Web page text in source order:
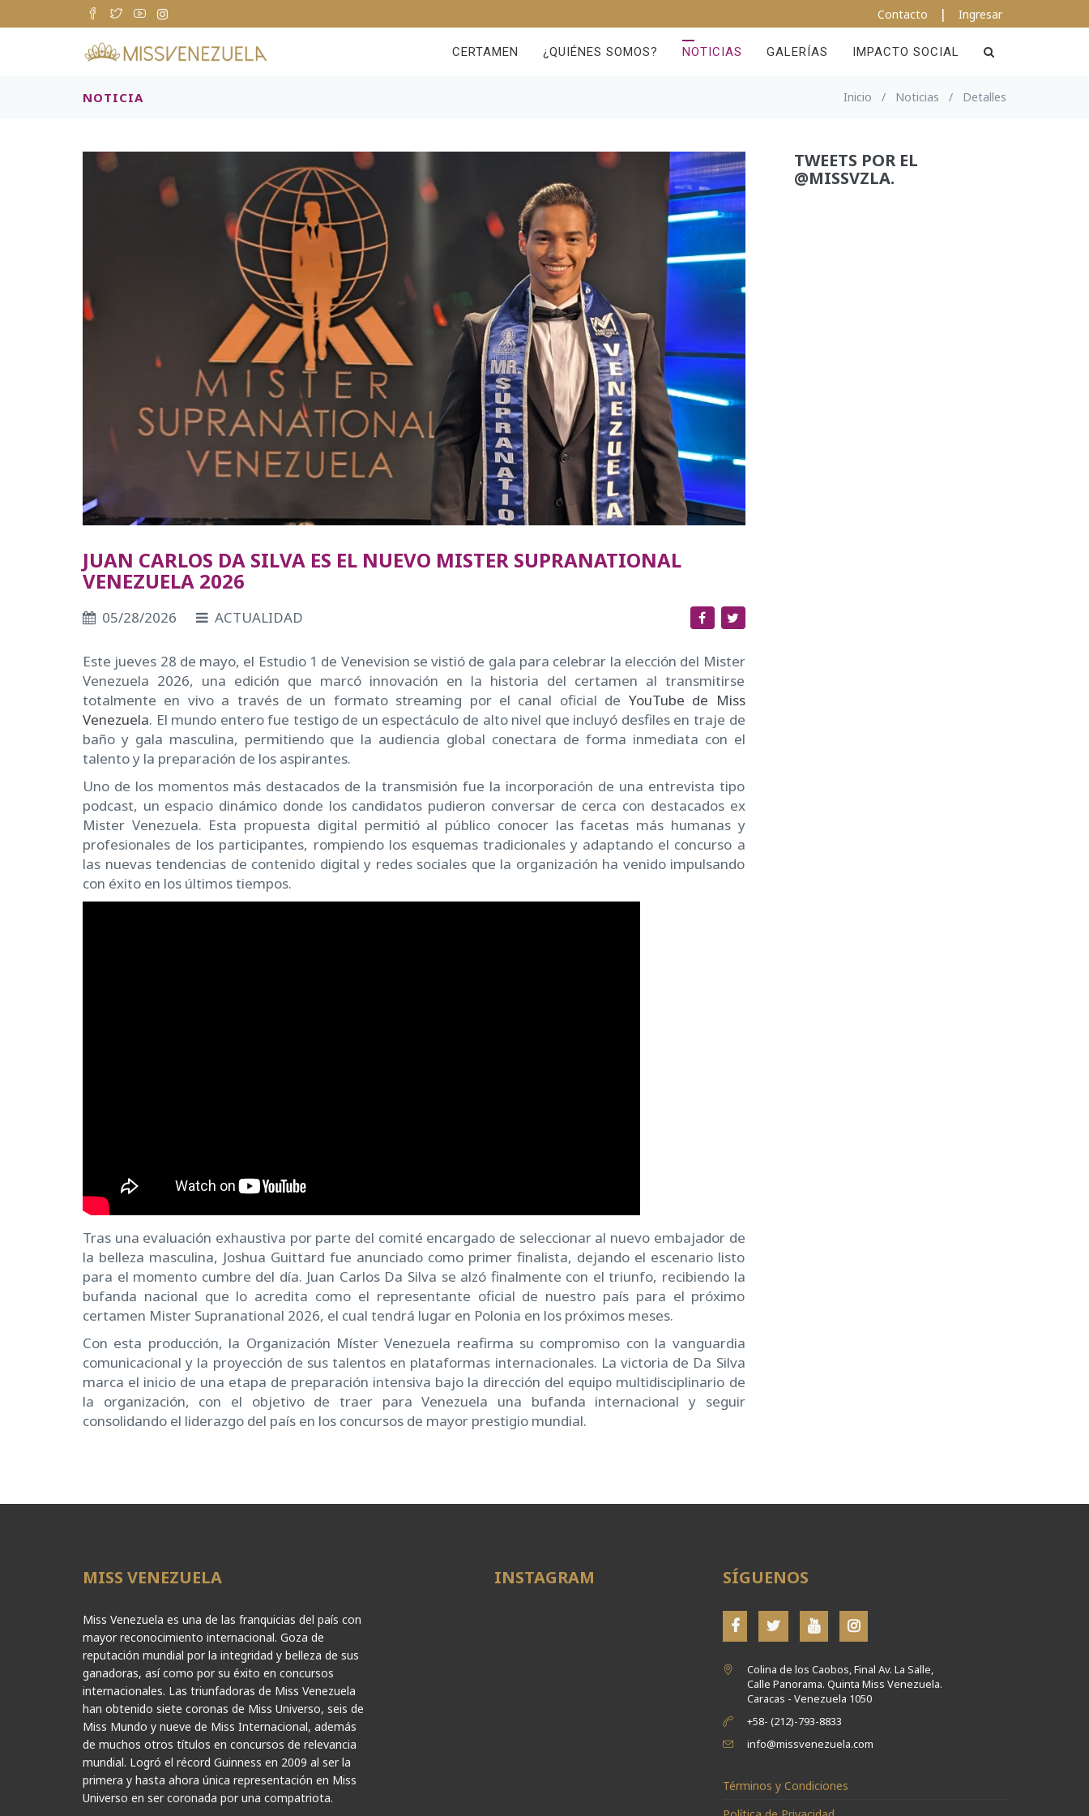
Contacto | Ingresar
CERTAMEN ¿QUIÉNES SOMOS? NOTICIAS GALERÍAS IMPACTO SOCIAL
NOTICIA Inicio / Noticias / Detalles
JUAN CARLOS DA SILVA ES EL NUEVO MISTER SUPRANATIONAL
VENEZUELA 2026
05/28/2026 ACTUALIDAD
Este jueves 28 de mayo, el Estudio 1 de Venevision se vistió de gala para celebrar la elección del Mister
Venezuela 2026, una edición que marcó innovación en la historia del certamen al transmitirse
totalmente en vivo a través de un formato streaming por el canal oficial de YouTube de Miss
Venezuela. El mundo entero fue testigo de un espectáculo de alto nivel que incluyó desfiles en traje de
baño y gala masculina, permitiendo que la audiencia global conectara de forma inmediata con el
talento y la preparación de los aspirantes.
Uno de los momentos más destacados de la transmisión fue la incorporación de una entrevista tipo
podcast, un espacio dinámico donde los candidatos pudieron conversar de cerca con destacados ex
Mister Venezuela. Esta propuesta digital permitió al público conocer las facetas más humanas y
profesionales de los participantes, rompiendo los esquemas tradicionales y adaptando el concurso a
las nuevas tendencias de contenido digital y redes sociales que la organización ha venido impulsando
con éxito en los últimos tiempos.
Tras una evaluación exhaustiva por parte del comité encargado de seleccionar al nuevo embajador de
la belleza masculina, Joshua Guittard fue anunciado como primer finalista, dejando el escenario listo
para el momento cumbre del día. Juan Carlos Da Silva se alzó finalmente con el triunfo, recibiendo la
bufanda nacional que lo acredita como el representante oficial de nuestro país para el próximo
certamen Mister Supranational 2026, el cual tendrá lugar en Polonia en los próximos meses.
Con esta producción, la Organización Míster Venezuela reafirma su compromiso con la vanguardia
comunicacional y la proyección de sus talentos en plataformas internacionales. La victoria de Da Silva
marca el inicio de una etapa de preparación intensiva bajo la dirección del equipo multidisciplinario de
la organización, con el objetivo de traer para Venezuela una bufanda internacional y seguir
consolidando el liderazgo del país en los concursos de mayor prestigio mundial.
TWEETS POR EL
@MISSVZLA.
MISS VENEZUELA
Miss Venezuela es una de las franquicias del país con
mayor reconocimiento internacional. Goza de
reputación mundial por la integridad y belleza de sus
ganadoras, así como por su éxito en concursos
internacionales. Las triunfadoras de Miss Venezuela
han obtenido siete coronas de Miss Universo, seis de
Miss Mundo y nueve de Miss Internacional, además
de muchos otros títulos en concursos de relevancia
mundial. Logró el récord Guinness en 2009 al ser la
primera y hasta ahora única representación en Miss
Universo en ser coronada por una compatriota.
INSTAGRAM SÍGUENOS
Colina de los Caobos, Final Av. La Salle,
Calle Panorama. Quinta Miss Venezuela.
Caracas - Venezuela 1050
+58- (212)-793-8833
info@missvenezuela.com
Términos y Condiciones